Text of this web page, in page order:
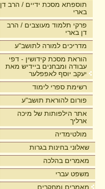
תוספתא מסכת ידיים / הרב דן
בארי
פרקי תלמוד מעוצבים / הרב
דן בארי
מדריכים למורה לתושב"ע
הוראת מסכת קידושין - דפי
עבודה ומבחנים ביידיש מאת
יעקב יוסף לאפפלער
רשימת ספרי לימוד
פורום להוראת תושב"ע
אתר הילפותות של מיכה
ארליך
מולטימדיה
שאלוני בחינות בגרות
מאמרים בהלכה
משפט עברי
מאמרים ומחקרים